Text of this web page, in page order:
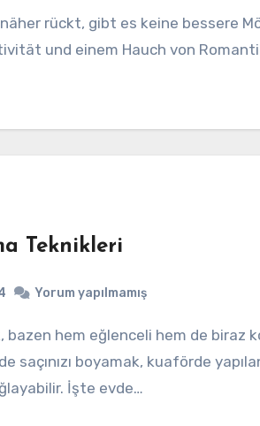
und einem Hauch von
Teknikleri
Yorum yapılmamış
saçınızı boyamak, kuaförde
İşte evde…